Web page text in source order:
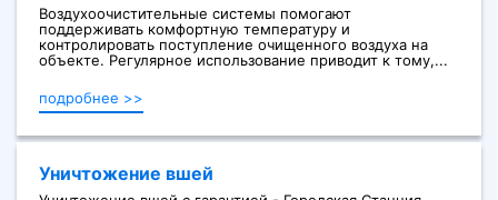
Воздухоочистительные системы помогают
поддерживать комфортную температуру и
контролировать поступление очищенного воздуха на
объекте. Регулярное использование приводит к тому,...
подробнее >>
Уничтожение вшей